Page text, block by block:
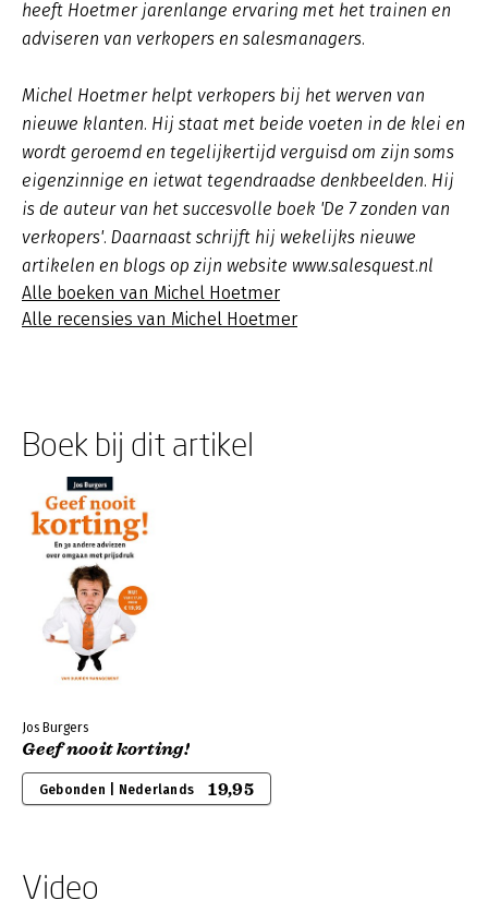
heeft Hoetmer jarenlange ervaring met het trainen en
adviseren van verkopers en salesmanagers.
Michel Hoetmer helpt verkopers bij het werven van
nieuwe klanten. Hij staat met beide voeten in de klei en
wordt geroemd en tegelijkertijd verguisd om zijn soms
eigenzinnige en ietwat tegendraadse denkbeelden. Hij
is de auteur van het succesvolle boek 'De 7 zonden van
verkopers'. Daarnaast schrijft hij wekelijks nieuwe
artikelen en blogs op zijn website www.salesquest.nl
Alle boeken van Michel Hoetmer
Alle recensies van Michel Hoetmer
Boek bij dit artikel
Jos Burgers
Geef nooit korting!
Gebonden | Nederlands 19,95
Video